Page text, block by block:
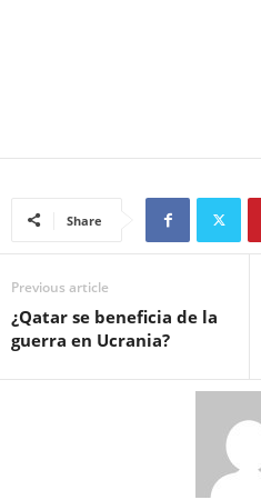
Share
Previous article
¿Qatar se beneficia de la
guerra en Ucrania?